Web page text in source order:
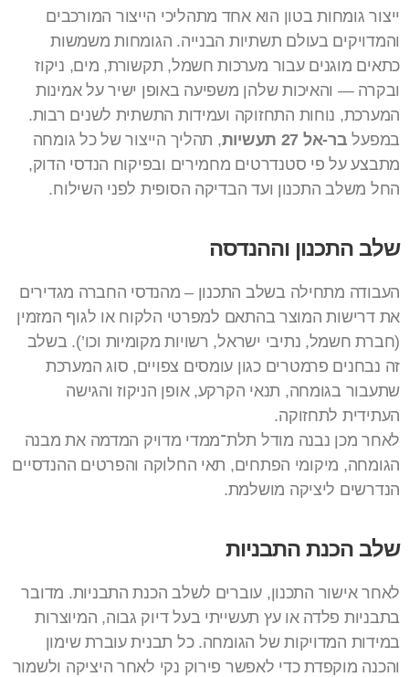
ייצור גומחות בטון הוא אחד מתהליכי הייצור המורכבים
והמדויקים בעולם תשתיות הבנייה. הגומחות משמשות
כתאים מוגנים עבור מערכות חשמל, תקשורת, מים, ניקוז
ובקרה — והאיכות שלהן משפיעה באופן ישיר על אמינות
המערכת, נוחות התחזוקה ועמידות התשתית לשנים רבות.
במפעל בר-אל 27 תעשיות
, תהליך הייצור של כל גומחה
מתבצע על פי סטנדרטים מחמירים ובפיקוח הנדסי הדוק,
החל משלב התכנון ועד הבדיקה הסופית לפני השילוח.
שלב התכנון וההנדסה
העבודה מתחילה בשלב התכנון – מהנדסי החברה מגדירים
את דרישות המוצר בהתאם למפרטי הלקוח או לגוף המזמין
(חברת חשמל, נתיבי ישראל, רשויות מקומיות וכו’). בשלב
זה נבחנים פרמטרים כגון עומסים צפויים, סוג המערכת
שתעבור בגומחה, תנאי הקרקע, אופן הניקוז והגישה
העתידית לתחזוקה.
לאחר מכן נבנה מודל תלת־ממדי מדויק המדמה את מבנה
הגומחה, מיקומי הפתחים, תאי החלוקה והפרטים ההנדסיים
הנדרשים ליציקה מושלמת.
שלב הכנת התבניות
לאחר אישור התכנון, עוברים לשלב הכנת התבניות. מדובר
בתבניות פלדה או עץ תעשייתי בעל דיוק גבוה, המיוצרות
במידות המדויקות של הגומחה. כל תבנית עוברת שימון
והכנה מוקפדת כדי לאפשר פירוק נקי לאחר היציקה ולשמור